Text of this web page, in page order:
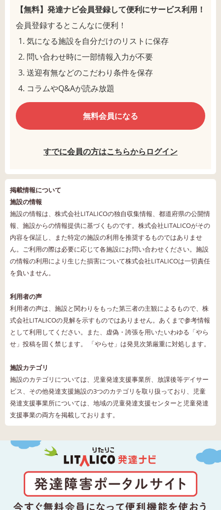
【無料】発達ナビ会員登録して便利にサービス利用！
会員登録するとこんなに便利！
気になる施設を自分だけのリストに保存
問い合わせ時に一部情報入力が不要
送迎有無などのこだわり条件を保存
コラムやQ&Aが読み放題
無料会員になる
すでに会員の方はこちらからログイン
掲載情報について
施設の情報
施設の情報は、株式会社LITALICOの独自収集情報、都道府県の公開情
報、施設からの情報提供に基づくものです。株式会社LITALICOがその
内容を保証し、また特定の施設の利用を推奨するものではありませ
ん。ご利用の際は必要に応じて各施設にお問い合わせください。施設
の情報の利用により生じた損害について株式会社LITALICOは一切責任
を負いません。
利用者の声
利用者の声は、施設と関わりをもった第三者の主観によるもので、株
式会社LITALICOの見解を示すものではありません。あくまで参考情報
として利用してください。また、虚偽・誇張を用いたいわゆる「やら
せ」投稿を固く禁じます。 「やらせ」は発見次第厳重に対処します。
施設カテゴリ
施設のカテゴリについては、児童発達支援事業所、放課後等デイサー
ビス、その他発達支援施設の3つのカテゴリを取り扱っており、児童
発達支援事業所については、地域の児童発達支援センターと児童発達
支援事業の両方を掲載しております。